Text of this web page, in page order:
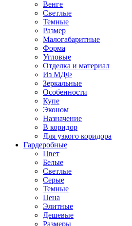
Венге
Светлые
Темные
Размер
Малогабаритные
Форма
Угловые
Отделка и материал
Из МДФ
Зеркальные
Особенности
Купе
Эконом
Назначение
В коридор
Для узкого коридора
Гардеробные
Цвет
Белые
Светлые
Серые
Темные
Цена
Элитные
Дешевые
Размеры